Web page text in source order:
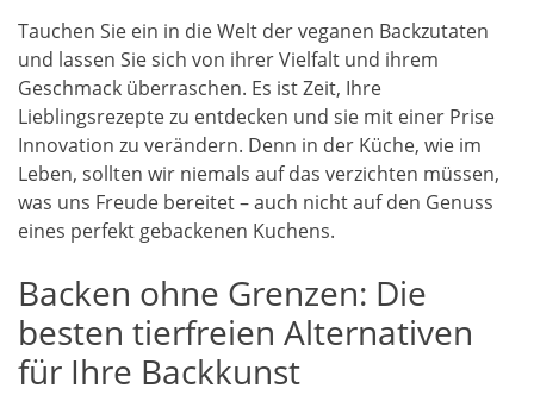
Tauchen Sie ein in die Welt der veganen Backzutaten
und lassen Sie sich von ihrer Vielfalt und ihrem
Geschmack überraschen. Es ist Zeit, Ihre
Lieblingsrezepte zu entdecken und sie mit einer Prise
Innovation zu verändern. Denn in der Küche, wie im
Leben, sollten wir niemals auf das verzichten müssen,
was uns Freude bereitet – auch nicht auf den Genuss
eines perfekt gebackenen Kuchens.
Backen ohne Grenzen: Die
besten tierfreien Alternativen
für Ihre Backkunst